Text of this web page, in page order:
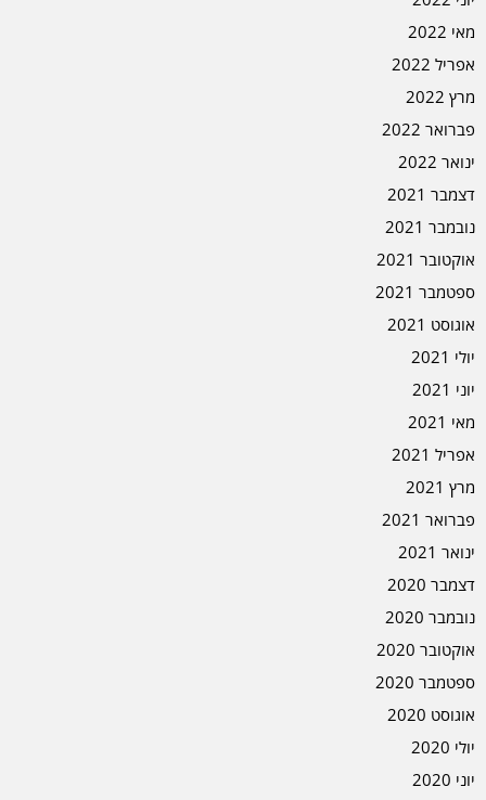
מאי 2022
אפריל 2022
מרץ 2022
פברואר 2022
ינואר 2022
דצמבר 2021
נובמבר 2021
אוקטובר 2021
ספטמבר 2021
אוגוסט 2021
יולי 2021
יוני 2021
מאי 2021
אפריל 2021
מרץ 2021
פברואר 2021
ינואר 2021
דצמבר 2020
נובמבר 2020
אוקטובר 2020
ספטמבר 2020
אוגוסט 2020
יולי 2020
יוני 2020